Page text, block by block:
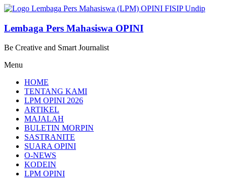
Lompat
konten
Lembaga Pers Mahasiswa OPINI
Be Creative and Smart Journalist
Menu
HOME
TENTANG KAMI
LPM OPINI 2026
ARTIKEL
MAJALAH
BULETIN MORPIN
SASTRANITE
SUARA OPINI
O-NEWS
KODEIN
LPM OPINI